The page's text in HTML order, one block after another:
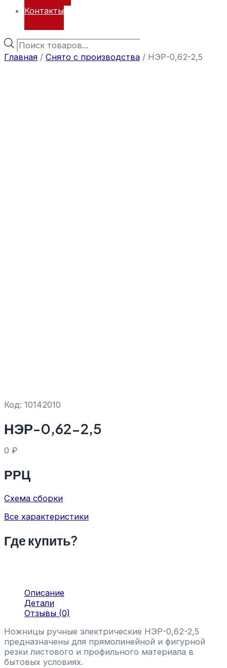
Контакты
Главная / Снято с производства / НЭР-0,62-2,5
Код: 10142010
НЭР-0,62-2,5
0 ₽
РРЦ
Схема сборки
Все характеристики
Где купить?
Описание
Детали
Отзывы (0)
Ножницы ручные электрические НЭР-0,62-2,5
предназначены для прямолинейной и фигурной
резки листового и профильного материала в
бытовых условиях.